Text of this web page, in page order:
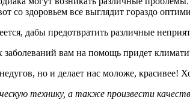
со здоровьем все выглядит гораздо
дабы предотвратить различные
вам на помощь придет
но и делает нас моложе,
технику, а также произвести